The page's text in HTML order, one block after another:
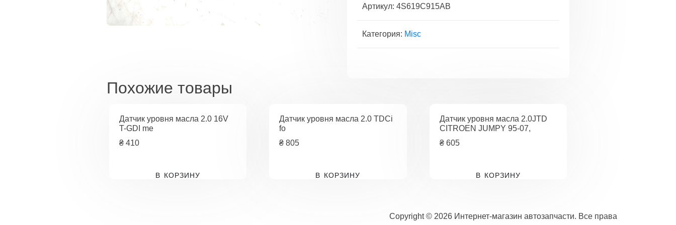
16V
Артикул:4S619C915AB
Категория: Misc
Похожие товары
Датчик уровня масла 2.0 16V
T-GDI me
₴ 410
В КОРЗИНУ
Датчик уровня масла 2.0 TDCi
fo
₴ 805
В КОРЗИНУ
Датчик уровня масла 2.0JTD
CITROEN JUMPY 95-07,
₴605
В КОРЗИНУ
Copyright © 2026 Интернет-магазин автозапчасти. Все права